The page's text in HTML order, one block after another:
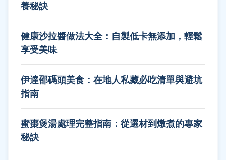
養秘訣
健康沙拉醬做法大全：自製低卡無添加，輕鬆
享受美味
伊達邵碼頭美食：在地人私藏必吃清單與避坑
指南
蜜棗煲湯處理完整指南：從選材到燉煮的專家
秘訣